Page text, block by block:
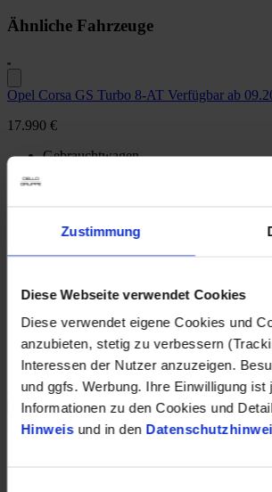
Zustimmung
Diese Webseite verwendet Cookies
Diese verwendet eigene Cookies und
anzubieten, stetig zu verbessern
Interessen der Nutzer anzuzeigen.
und ggfs. Werbung. Ihre Einwilligung
Informationen zu den Cookies und
Hinweisund in den
Ähnliche Fahrzeuge
Opel Corsa GS Turbo 8-AT Verfügbar ab
17.990 €
Gebrauchtwagen
GetriebeartAutomatik
Rückfahrkamera
opel-de018400
Inkl. Mwst.
Opel Corsa GS Komfort-Paket Verfügbar ab